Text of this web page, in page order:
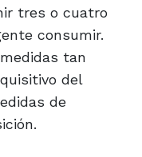
tres o cuatro
consumir.
tan
del
de